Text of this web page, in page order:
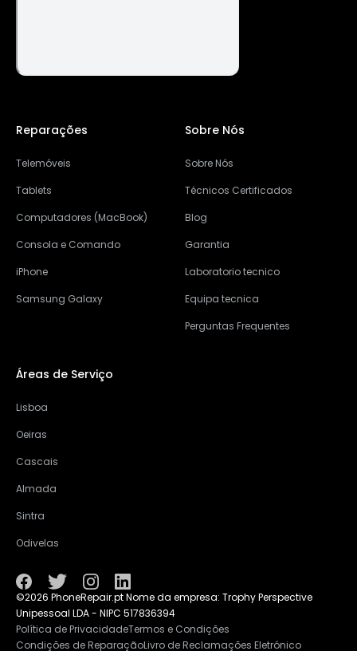
Reparações
Telemóveis
Tablets
Computadores (MacBook)
Consola e Comando
iPhone
Samsung Galaxy
Sobre Nós
Sobre Nós
Técnicos Certificados
Blog
Garantia
Laboratorio tecnico
Equipa tecnica
Perguntas Frequentes
Áreas de Serviço
Lisboa
Oeiras
Cascais
Almada
Sintra
Odivelas
©2026 PhoneRepair.pt Nome da empresa: Trophy Perspective
Unipessoal LDA - NIPC 517836394
Política de PrivacidadeTermos e Condições
Condições de ReparaçãoLivro de Reclamações Eletrónico